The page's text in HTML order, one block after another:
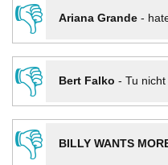
👎
Ariana Grande-
👎
Bert Falko - Tu nicht
👎
BILLY WANTS